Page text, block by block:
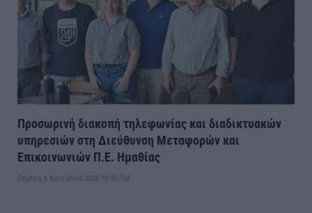
Προσωρινή διακοπή τηλεφωνίας και διαδικτυακών
υπηρεσιών στη Διεύθυνση Μεταφορών και
Επικοινωνιών Π.Ε. Ημαθίας
Πέμπτη, 6 Αυγούστου 2026 10:30 ΠΜ